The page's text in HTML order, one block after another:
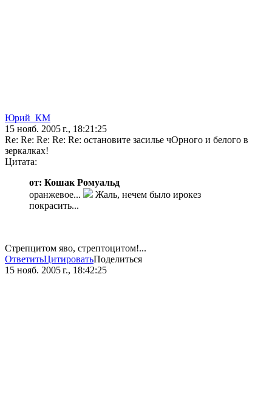
Юрий_КМ
15 нояб. 2005 г., 18:21:25
Re: Re: Re: Re: Re: остановите засилье чОрного и белого в
зеркалках!
Цитата:
от: Кошак Ромуальд
оранжевое...
Жаль, нечем было ирокез
покрасить...
Стрепцитом яво, стрептоцитом!...
ОтветитьЦитироватьПоделиться
15 нояб. 2005 г., 18:42:25